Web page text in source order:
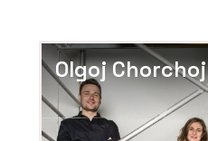
Olgoj Chorchoj